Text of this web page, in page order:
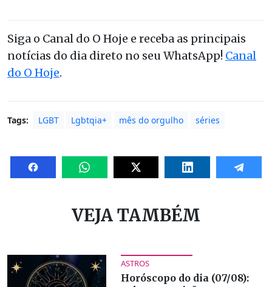
Siga o Canal do O Hoje e receba as principais
notícias do dia direto no seu WhatsApp! Canal
do O Hoje.
Tags: LGBT Lgbtqia+ mês do orgulho séries
VEJA TAMBÉM
ASTROS
Horóscopo do dia (07/08):